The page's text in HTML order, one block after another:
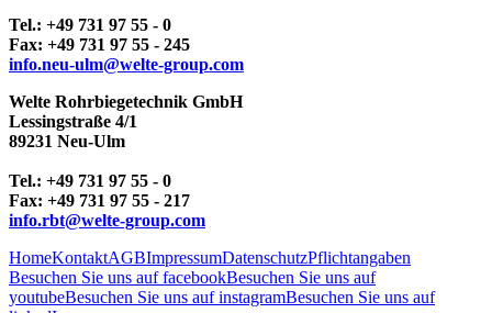
Tel.: +49 731 97 55 - 0
Fax: +49 731 97 55 - 245
info.neu-ulm@welte-group.com
Welte Rohrbiegetechnik GmbH
Lessingstraße 4/1
89231 Neu-Ulm
Tel.: +49 731 97 55 - 0
Fax: +49 731 97 55 - 217
info.rbt@welte-group.com
HomeKontaktAGBImpressumDatenschutzPflichtangaben
Besuchen Sie uns auf facebookBesuchen Sie uns auf
youtubeBesuchen Sie uns auf instagramBesuchen Sie uns auf